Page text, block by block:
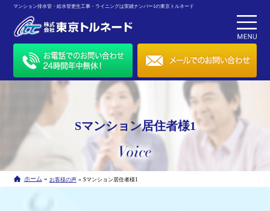
マンション排水管・給水管更生工事・ライニングは実績ナンバー1の東京トルネード
Sマンション居住者様1
ホーム » お客様の声» Sマンション居住者様1